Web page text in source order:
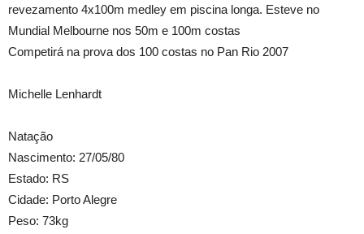
revezamento 4x100m medley em piscina longa. Esteve no
Mundial Melbourne nos 50m e 100m costas
Competirá na prova dos 100 costas no Pan Rio 2007
Michelle Lenhardt
Natação
Nascimento: 27/05/80
Estado: RS
Cidade: Porto Alegre
Peso: 73kg